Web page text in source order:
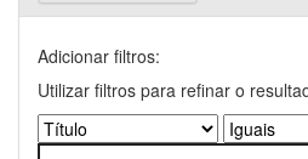
Adicionar filtros:
Utilizar filtros para refinar o